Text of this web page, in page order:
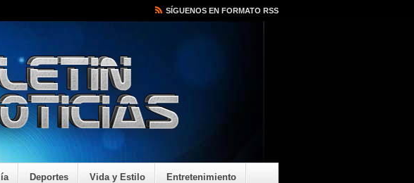
SÍGUENOS EN FORMATO RSS
Deportes Vida y Estilo Entretenimiento